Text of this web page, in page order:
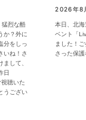
猛烈な酷
か？外に
分をしっ
いね！さ
して、
日
聴いた
うござい
2026年8
本日、北
ベント「
ました！
さった保